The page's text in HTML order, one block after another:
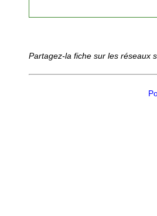
Partagez-la fiche sur les réseaux